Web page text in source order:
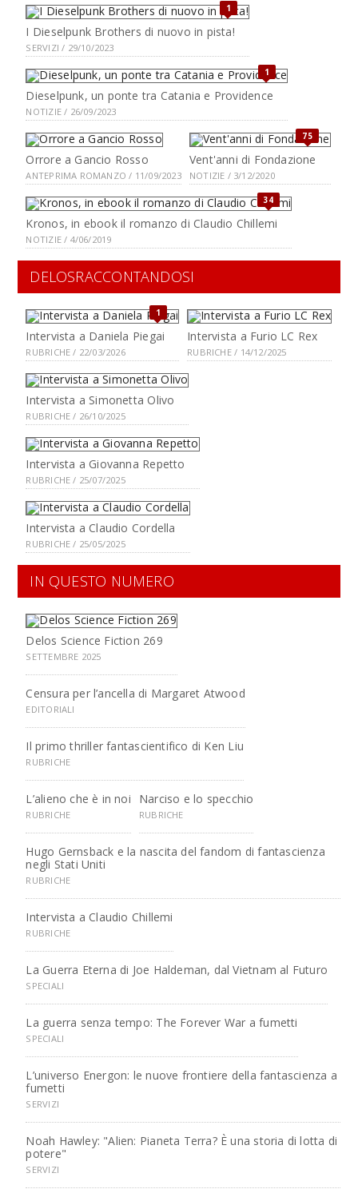
1
I Dieselpunk Brothers di nuovo in pista!
SERVIZI / 29/10/2023
1
Dieselpunk, un ponte tra Catania e Providence
NOTIZIE / 26/09/2023
Orrore a Gancio Rosso
ANTEPRIMA ROMANZO / 11/09/2023
75
Vent'anni di Fondazione
NOTIZIE / 3/12/2020
34
Kronos, in ebook il romanzo di Claudio Chillemi
NOTIZIE / 4/06/2019
DELOSRACCONTANDOSI
1
Intervista a Daniela Piegai
RUBRICHE / 22/03/2026
Intervista a Furio LC Rex
RUBRICHE / 14/12/2025
Intervista a Simonetta Olivo
RUBRICHE / 26/10/2025
Intervista a Giovanna Repetto
RUBRICHE / 25/07/2025
Intervista a Claudio Cordella
RUBRICHE / 25/05/2025
IN QUESTO NUMERO
Delos Science Fiction 269
SETTEMBRE 2025
Censura per l’ancella di Margaret Atwood
EDITORIALI
Il primo thriller fantascientifico di Ken Liu
RUBRICHE
L’alieno che è in noi
RUBRICHE
Narciso e lo specchio
RUBRICHE
Hugo Gernsback e la nascita del fandom di fantascienza
negli Stati Uniti
RUBRICHE
Intervista a Claudio Chillemi
RUBRICHE
La Guerra Eterna di Joe Haldeman, dal Vietnam al Futuro
SPECIALI
La guerra senza tempo: The Forever War a fumetti
SPECIALI
L’universo Energon: le nuove frontiere della fantascienza a
fumetti
SERVIZI
Noah Hawley: "Alien: Pianeta Terra? È una storia di lotta di
potere"
SERVIZI